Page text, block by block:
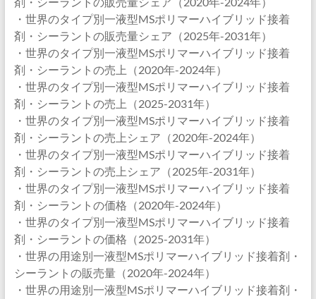
・世界のタイプ別一液型MSポリマーハイブリッド接着
剤・シーラントの販売量シェア（2025年-2031年）
・世界のタイプ別一液型MSポリマーハイブリッド接着
剤・シーラントの売上（2020年-2024年）
・世界のタイプ別一液型MSポリマーハイブリッド接着
剤・シーラントの売上（2025-2031年）
・世界のタイプ別一液型MSポリマーハイブリッド接着
剤・シーラントの売上シェア（2020年-2024年）
・世界のタイプ別一液型MSポリマーハイブリッド接着
剤・シーラントの売上シェア（2025年-2031年）
・世界のタイプ別一液型MSポリマーハイブリッド接着
剤・シーラントの価格（2020年-2024年）
・世界のタイプ別一液型MSポリマーハイブリッド接着
剤・シーラントの価格（2025-2031年）
・世界の用途別一液型MSポリマーハイブリッド接着剤・
シーラントの販売量（2020年-2024年）
・世界の用途別一液型MSポリマーハイブリッド接着剤・